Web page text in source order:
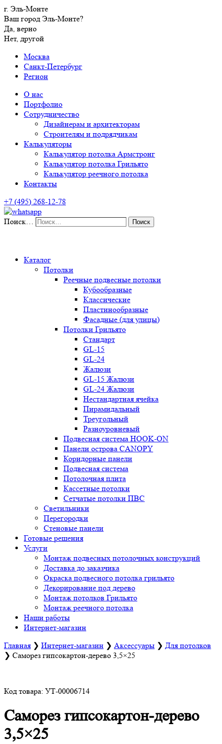
г. Эль-Монте
Ваш город Эль-Монте?
Да, верно
Нет, другой
Москва
Санкт-Петербург
Регион
О нас
Портфолио
Сотрудничество
Дизайнерам и архитекторам
Строителям и подрядчикам
Калькуляторы
Калькулятор потолка Армстронг
Калькулятор потолка Грильято
Калькулятор реечного потолка
Контакты
+7 (495) 268-12-78
Поиск… Поиск
Каталог
Потолки
Реечные подвесные потолки
Кубообразные
Классические
Пластинообразные
Фасадные (для улицы)
Потолки Грильято
Стандарт
GL-15
GL-24
Жалюзи
GL-15 Жалюзи
GL-24 Жалюзи
Нестандартная ячейка
Пирамидальный
Треугольный
Разноуровневый
Подвесная система HOOK-ON
Панели острова CANOPY
Коридорные панели
Подвесная система
Потолочная плита
Кассетные потолки
Сетчатые потолки ПВС
Светильники
Перегородки
Стеновые панели
Готовые решения
Услуги
Монтаж подвесных потолочных конструкций
Доставка до заказчика
Окраска подвесного потолка грильято
Декорирование под дерево
Монтаж потолков Грильято
Монтаж реечного потолка
Наши работы
Интернет-магазин
Главная ❯ Интернет-магазин ❯ Аксессуары ❯ Для потолков
❯ Саморез гипсокартон-дерево 3,5×25
Код товара: УТ-00006714
Саморез гипсокартон-дерево
3,5×25